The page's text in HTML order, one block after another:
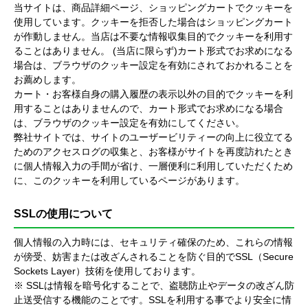
当サイトは、商品詳細ページ、ショッピングカートでクッキーを
使用しています。クッキーを拒否した場合はショッピングカート
が作動しません。当店は不要な情報収集目的でクッキーを利用す
ることはありません。 (当店に限らず)カート形式でお求めになる
場合は、ブラウザのクッキー設定を有効にされておかれることを
お薦めします。
カート・お客様自身の購入履歴の表示以外の目的でクッキーを利
用することはありませんので、カート形式でお求めになる場合
は、ブラウザのクッキー設定を有効にしてください。
弊社サイトでは、サイトのユーザービリティーの向上に役立てる
ためのアクセスログの収集と、お客様がサイトを再度訪れたとき
に個人情報入力の手間が省け、一層便利に利用していただくため
に、このクッキーを利用しているページがあります。
SSLの使用について
個人情報の入力時には、セキュリティ確保のため、これらの情報
が傍受、妨害または改ざんされることを防ぐ目的でSSL（Secure
Sockets Layer）技術を使用しております。
※ SSLは情報を暗号化することで、盗聴防止やデータの改ざん防
止送受信する機能のことです。SSLを利用する事でより安全に情